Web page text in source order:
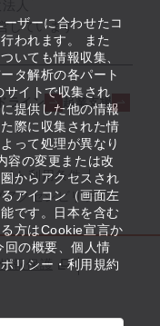
ザーに合わせたコ
われます。 また
いても情報収集、
タ解析の各パート
イトで収集され
提供した他の情報
際に収集された情
って処理が異なり
容の変更または改
からアクセスされ
アイコン（画面左
です。日本を含む
方はCookie宣言か
回の概要、個人情
リシー・利用規約
しています
ライン
起業支援
ト利用条件
アクセシビリティ
報保護